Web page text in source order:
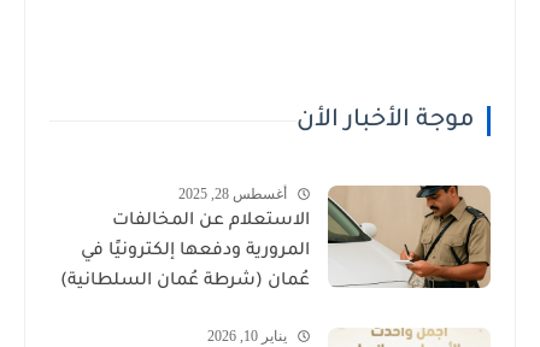
موجة الأخبار الأن
أغسطس 28, 2025
الاستعلام عن المخالفات
المرورية ودفعها إلكترونيًا في
عُمان (شرطة عُمان السلطانية)
يناير 10, 2026